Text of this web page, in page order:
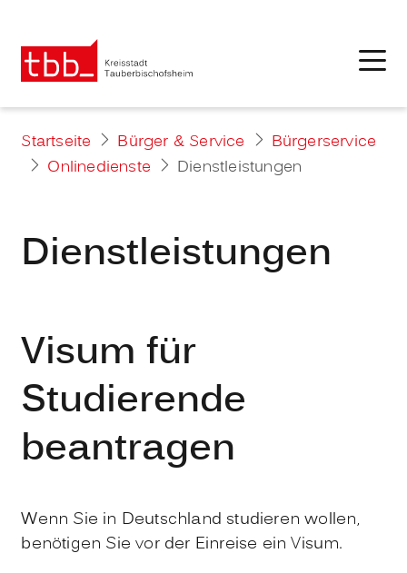
Startseite Bürger & Service
Bürgerservice
Onlinedienste
Dienstleistungen
Dienstleistungen
Visum für
Studierende
beantragen
Wenn Sie in Deutschland studieren wollen,
benötigen Sie vor der Einreise ein Visum.